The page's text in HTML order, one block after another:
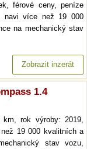
férové ceny, peníze
navi více než 19 000
na mechanický stav
Zobrazit inzerát
1.4
rok výroby: 2019,
19 000 kvalitních a
stav vozu,